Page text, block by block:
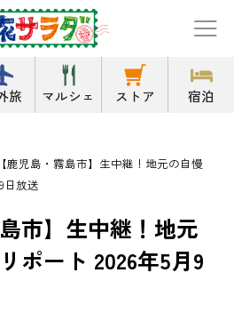
旅 マルシェ ストア 宿泊
【鹿児島・霧島市】生中継！地元の自慢
日放送
市】生中継！地元
ポート 2026年5月9